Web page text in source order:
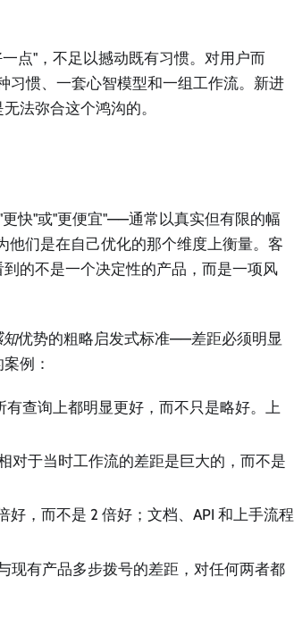
点"，不足以撼动既有习惯。对用户而
惯、一套心智模型和一组工作流。新进
法弥合这个鸿沟的。
快"或"更便宜"——通常以真实但有限的幅
他们是在自己优化的那个维度上衡量。客
的不是一个决定性的产品，而是一项风
知优势的粗略启发式标准——差距必须明显
例：
有查询上都明显更好，而不只是略好。上
对于当时工作流的差距是巨大的，而不是
好，而不是 2 倍好；文档、API 和上手流程
现有产品多步拨号的差距，对任何两者都